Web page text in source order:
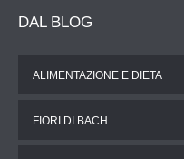
DAL BLOG
ALIMENTAZIONE E DIETA
FIORI DI BACH